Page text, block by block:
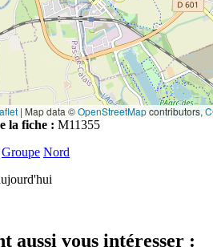
| Map data ©OpenStreetMapcontributors,
la fiche : M11355
Groupe Nord
aussi vous intéresser :